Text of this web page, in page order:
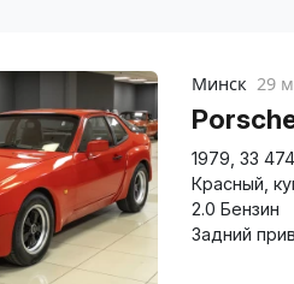
Минск 29
1979 33
Красный
2.0 Бензин
Задний